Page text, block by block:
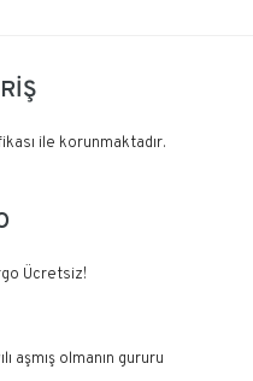
ile korunmaktadır.
Ücretsiz!
aşmış olmanın gururu